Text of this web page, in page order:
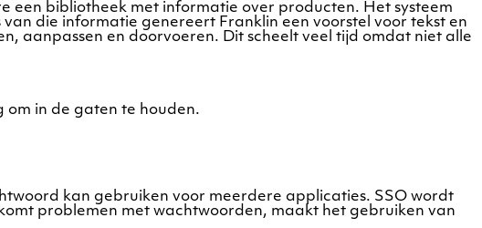
een bibliotheek met informatie over producten. Het systeem
die informatie genereert Franklin een voorstel voor tekst en
aanpassen en doorvoeren. Dit scheelt veel tijd omdat niet alle
om in de gaten te houden.
kan gebruiken voor meerdere applicaties. SSO wordt
problemen met wachtwoorden, maakt het gebruiken van